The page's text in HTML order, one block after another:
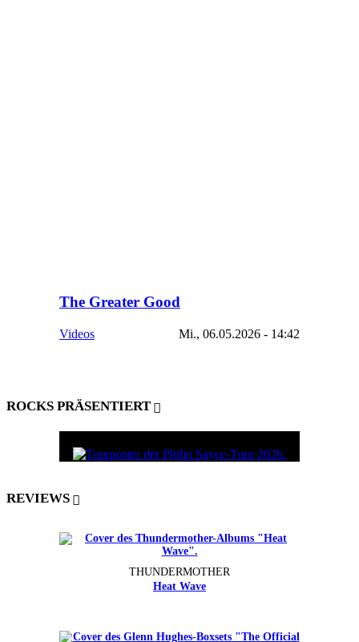
The Greater Good
Videos Mi., 06.05.2026 - 14:42
ROCKS PRÄSENTIERT
REVIEWS
THUNDERMOTHER
Heat Wave